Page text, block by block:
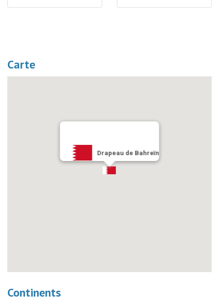
Carte
Drapeau de Bahreïn
Continents